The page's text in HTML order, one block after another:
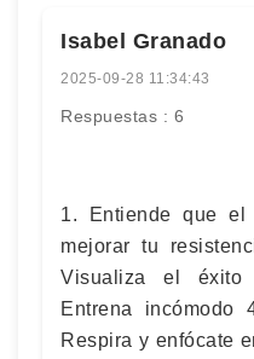
Isabel Granado
2025-09-28 11:34:43
Respuestas : 6
1. Entiende que el
mejorar tu
Visualiza el
Entrena incómodo
Respira y enfócate